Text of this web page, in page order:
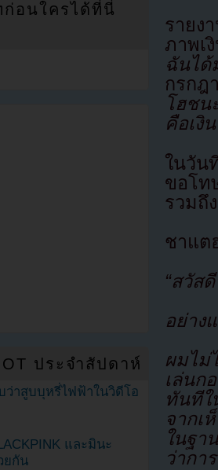
รายง
ภาพเ
ฉันได้
กรก
โฮช
คือเงิ
ในวัน
ขอโท
รวมถึ
ชาแต
“สวัส
อย่าง
ผมไม่
เล่นก
ทันทีใ
จากเ
ในฐ
ว่ากา
ก่อนใครได้ที่นี่
ประจำสัปดาห์
ว่าสูบบุหรี่ไฟฟ้าในวิดีโอ
และมินะ
ยกัน